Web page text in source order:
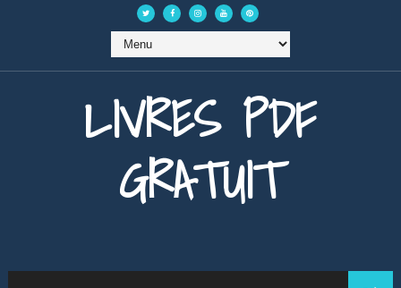
LIVRES PDF
GRATUIT